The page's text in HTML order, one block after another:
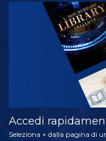
GUARDA
Accedi
Seleziona + dalla pagina di